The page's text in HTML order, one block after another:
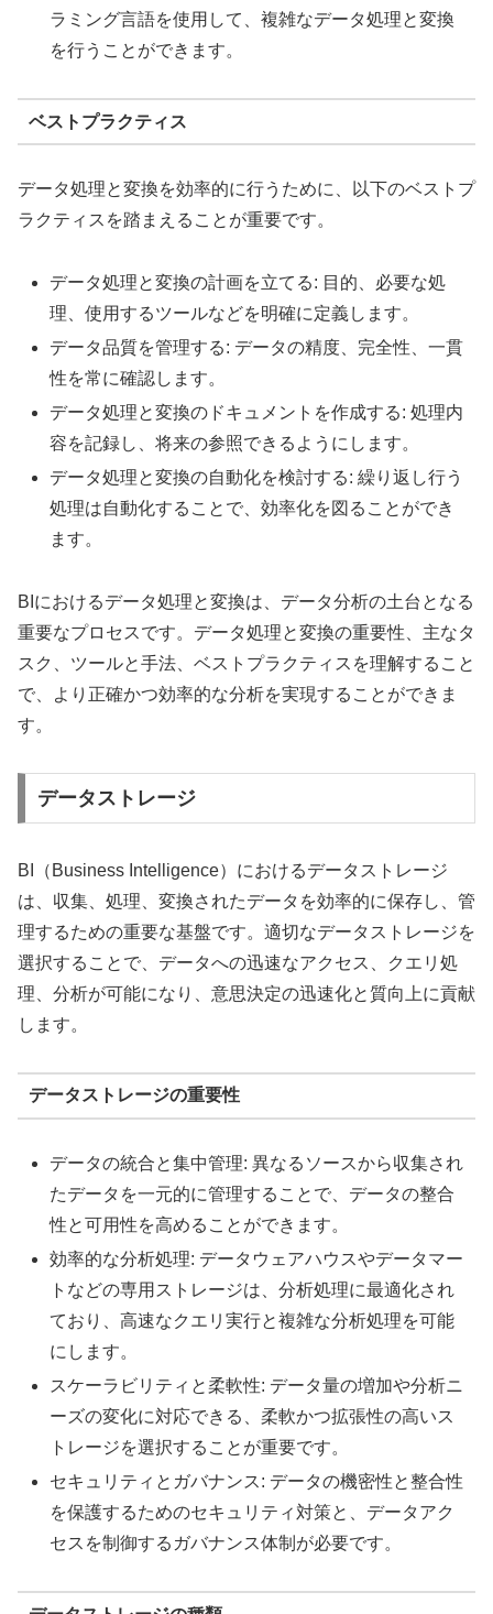
ラミング言語を使用して、複雑なデータ処理と変換
を行うことができます。
ベストプラクティス
データ処理と変換を効率的に行うために、以下のベストプ
ラクティスを踏まえることが重要です。
データ処理と変換の計画を立てる: 目的、必要な処
理、使用するツールなどを明確に定義します。
データ品質を管理する: データの精度、完全性、一貫
性を常に確認します。
データ処理と変換のドキュメントを作成する: 処理内
容を記録し、将来の参照できるようにします。
データ処理と変換の自動化を検討する: 繰り返し行う
処理は自動化することで、効率化を図ることができ
ます。
BIにおけるデータ処理と変換は、データ分析の土台となる
重要なプロセスです。データ処理と変換の重要性、主なタ
スク、ツールと手法、ベストプラクティスを理解すること
で、より正確かつ効率的な分析を実現することができま
す。
データストレージ
BI（Business Intelligence）におけるデータストレージ
は、収集、処理、変換されたデータを効率的に保存し、管
理するための重要な基盤です。適切なデータストレージを
選択することで、データへの迅速なアクセス、クエリ処
理、分析が可能になり、意思決定の迅速化と質向上に貢献
します。
データストレージの重要性
データの統合と集中管理: 異なるソースから収集され
たデータを一元的に管理することで、データの整合
性と可用性を高めることができます。
効率的な分析処理: データウェアハウスやデータマー
トなどの専用ストレージは、分析処理に最適化され
ており、高速なクエリ実行と複雑な分析処理を可能
にします。
スケーラビリティと柔軟性: データ量の増加や分析ニ
ーズの変化に対応できる、柔軟かつ拡張性の高いス
トレージを選択することが重要です。
セキュリティとガバナンス: データの機密性と整合性
を保護するためのセキュリティ対策と、データアク
セスを制御するガバナンス体制が必要です。